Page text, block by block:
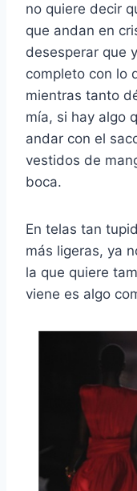
no quiere decir
que andan en
desesperar que
completo con lo
mientras tanto
mía, si hay algo
andar con el
vestidos de
boca.
En telas tan
más ligeras, ya
la que quiere
viene es algo